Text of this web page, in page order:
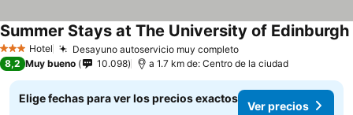
3 Estrellas
Hotel Desayuno autoservicio muy completo
Summer Stays at The University of Edinburgh
8,2 Muy bueno 10.098 a 1.7 km de: Centro de la ciudad
Elige fechas para ver los precios exactos
Ver precios